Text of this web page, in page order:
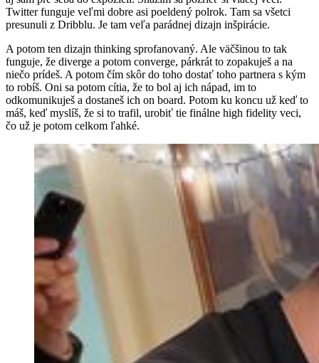
Twitter funguje veľmi dobre asi poeldený polrok. Tam sa všetci
presunuli z Dribblu. Je tam veľa parádnej dizajn inšpirácie.
A potom ten dizajn thinking sprofanovaný. Ale väčšinou to tak
funguje, že diverge a potom converge, párkrát to zopakuješ a na
niečo prídeš. A potom čím skôr do toho dostať toho partnera s kým
to robíš. Oni sa potom cítia, že to bol aj ich nápad, im to
odkomunikuješ a dostaneš ich on board. Potom ku koncu už keď to
máš, keď myslíš, že si to trafil, urobiť tie finálne high fidelity veci,
čo už je potom celkom ľahké.